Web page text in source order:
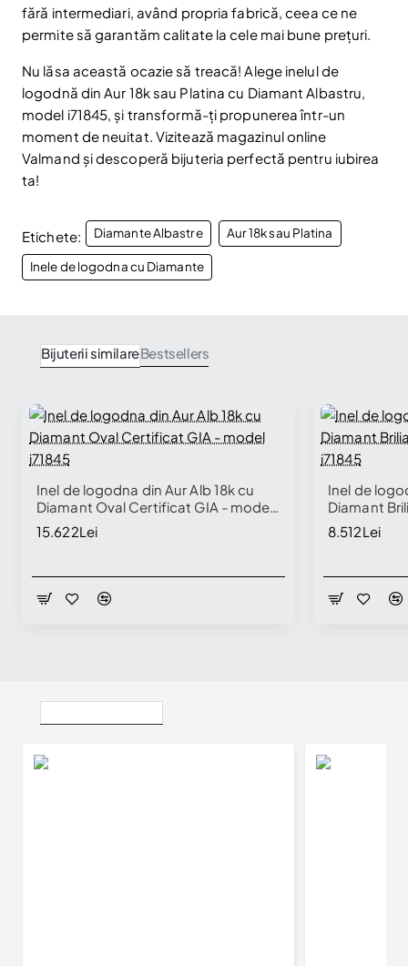
Am citit și sunt de acord cu Politica de confidentialitate
fără intermediari, având propria fabrică, ceea ce ne
permite să garantăm calitate la cele mai bune prețuri.
Nu lăsa această ocazie să treacă! Alege inelul de
logodnă din Aur 18k sau Platina cu Diamant Albastru,
model i71845, și transformă-ți propunerea într-un
moment de neuitat. Vizitează magazinul online
Valmand și descoperă bijuteria perfectă pentru iubirea
ta!
Etichete: Diamante Albastre Aur 18k sau Platina
Inele de logodna cu Diamante
Bijuterii similareBestsellers
Inel de logodna din Aur Alb 18k cu
Diamant Oval Certificat GIA - model
i71845
15.622Lei
Inel de
Diamant
model
8.512Lei